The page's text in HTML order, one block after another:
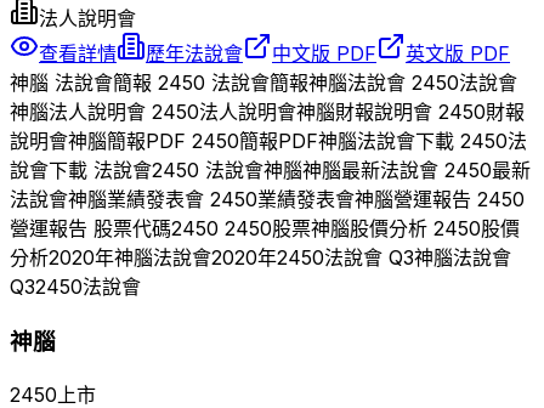
法人說明會
查看詳情
歷年法說會 中文版 PDF
英文版 PDF
神腦 法說會簡報 2450 法說會簡報神腦法說會 2450法說會
神腦法人說明會 2450法人說明會神腦財報說明會 2450財報
說明會神腦簡報PDF 2450簡報PDF神腦法說會下載 2450法
說會下載 法說會2450 法說會神腦神腦最新法說會 2450最新
法說會神腦業績發表會 2450業績發表會神腦營運報告 2450
營運報告 股票代碼2450 2450股票神腦股價分析 2450股價
分析2020年神腦法說會2020年2450法說會 Q3神腦法說會
Q32450法說會
神腦
2450 上市